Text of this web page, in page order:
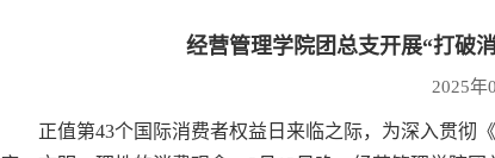
经营管理学院团总支开展“打破
2025年
正值第43个国际消费者权益日来临之际，为深入贯彻